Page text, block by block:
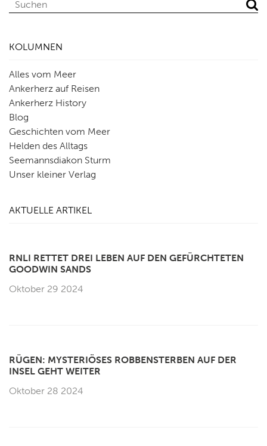
KOLUMNEN
Alles vom Meer
Ankerherz auf Reisen
Ankerherz History
Blog
Geschichten vom Meer
Helden des Alltags
Seemannsdiakon Sturm
Unser kleiner Verlag
AKTUELLE ARTIKEL
RNLI RETTET DREI LEBEN AUF DEN GEFÜRCHTETEN
GOODWIN SANDS
Oktober 29 2024
RÜGEN: MYSTERIÖSES ROBBENSTERBEN AUF DER
INSEL GEHT WEITER
Oktober 28 2024